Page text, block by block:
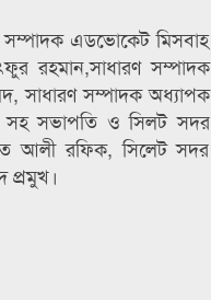
সম্পাদক এডভোকেট মিসবাহ
রহমান,সাধারণ সম্পাদক
সাধারণ সম্পাদক অধ্যাপক
সহ সভাপতি ও সিলট সদর
আলী রফিক, সিলেট সদর
প্রমুখ।